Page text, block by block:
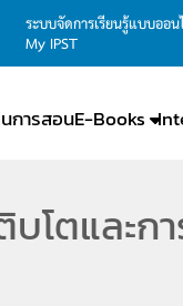
ระบบจัดการเรียนรู้แบบออ
My IPST
การสอนE-Books
โตและ